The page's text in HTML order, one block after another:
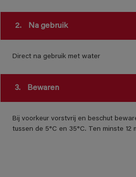
2. Na gebruik
Direct na gebruik met water
3. Bewaren
Bij voorkeur vorstvrij en beschut
tussen de 5°C en 35°C. Ten minste